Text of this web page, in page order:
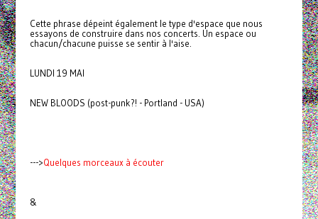
Cette phrase dépeint également le type d'espace que nous
essayons de construire dans nos concerts. Un espace ou
chacun/chacune puisse se sentir à l'aise.
LUNDI 19 MAI
NEW BLOODS (post-punk?! - Portland - USA)
--->Quelques morceaux à écouter
&